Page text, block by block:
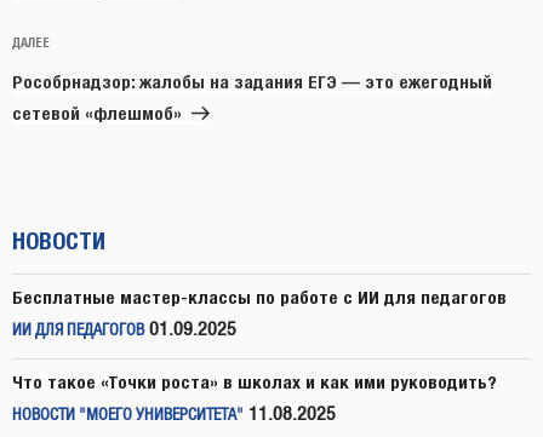
Следующая
запись
ДАЛЕЕ
Рособрнадзор: жалобы на задания ЕГЭ — это ежегодный
сетевой «флешмоб»
НОВОСТИ
Бесплатные мастер-классы по работе с ИИ для педагогов
ИИ ДЛЯ ПЕДАГОГОВ 01.09.2025
Что такое «Точки роста» в школах и как ими руководить?
НОВОСТИ "МОЕГО УНИВЕРСИТЕТА" 11.08.2025